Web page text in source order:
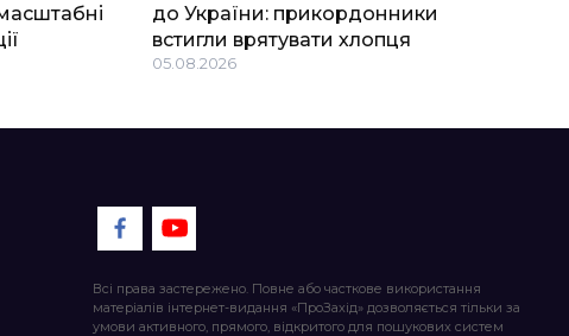
до України: прикордонники
встигли врятувати хлопця
05.08.2026
Всі права застережено. Повне або часткове використання
матеріалів інтернет-видання «ПроЗахід» дозволяється тільки за
умови активного, прямого, відкритого для пошукових систем